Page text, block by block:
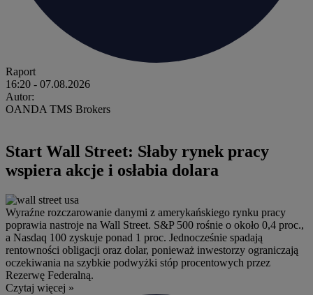
Raport
16:20 - 07.08.2026
Autor:
OANDA TMS Brokers
Start Wall Street: Słaby rynek pracy
wspiera akcje i osłabia dolara
Wyraźne rozczarowanie danymi z amerykańskiego rynku pracy
poprawia nastroje na Wall Street. S&P 500 rośnie o około 0,4 proc.,
a Nasdaq 100 zyskuje ponad 1 proc. Jednocześnie spadają
rentowności obligacji oraz dolar, ponieważ inwestorzy ograniczają
oczekiwania na szybkie podwyżki stóp procentowych przez
Rezerwę Federalną.
Czytaj więcej »